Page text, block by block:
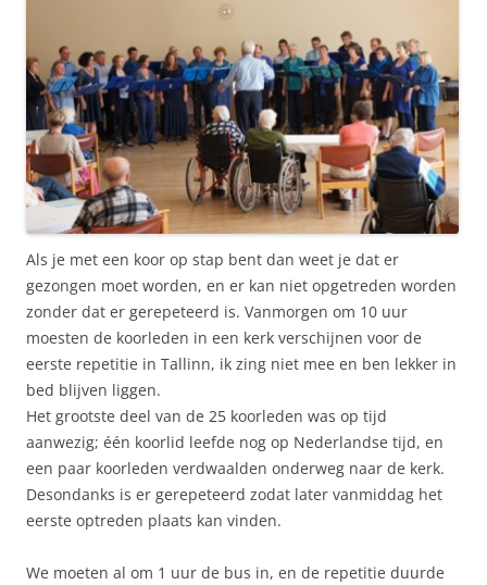
Als je met een koor op stap bent dan weet je dat er
gezongen moet worden, en er kan niet opgetreden worden
zonder dat er gerepeteerd is. Vanmorgen om 10 uur
moesten de koorleden in een kerk verschijnen voor de
eerste repetitie in Tallinn, ik zing niet mee en ben lekker in
bed blijven liggen.
Het grootste deel van de 25 koorleden was op tijd
aanwezig; één koorlid leefde nog op Nederlandse tijd, en
een paar koorleden verdwaalden onderweg naar de kerk.
Desondanks is er gerepeteerd zodat later vanmiddag het
eerste optreden plaats kan vinden.
We moeten al om 1 uur de bus in, en de repetitie duurde